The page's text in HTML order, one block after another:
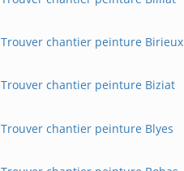
Trouver chantier peinture Birieux
Trouver chantier peinture Biziat
Trouver chantier peinture Blyes